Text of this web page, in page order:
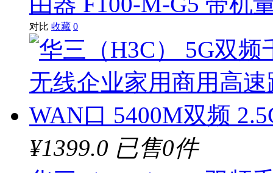
对比 收藏 0
¥1399.0 已售0件